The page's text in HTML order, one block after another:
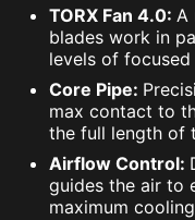
TORX Fan 4.0: A
blades work in
levels of focused
Core Pipe:
max contact to
the full length of
Airflow Control:
guides the air to
maximum